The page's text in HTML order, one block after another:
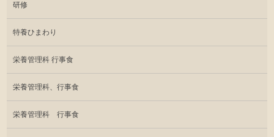
研修
特養ひまわり
栄養管理科 行事食
栄養管理科、行事食
栄養管理科 行事食